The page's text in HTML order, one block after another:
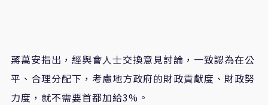
蔣萬安指出，經與會人士交換意見討論，一致認為在公
平、合理分配下，考慮地方政府的財政貢獻度、財政努
力度，就不需要首都加給3%。